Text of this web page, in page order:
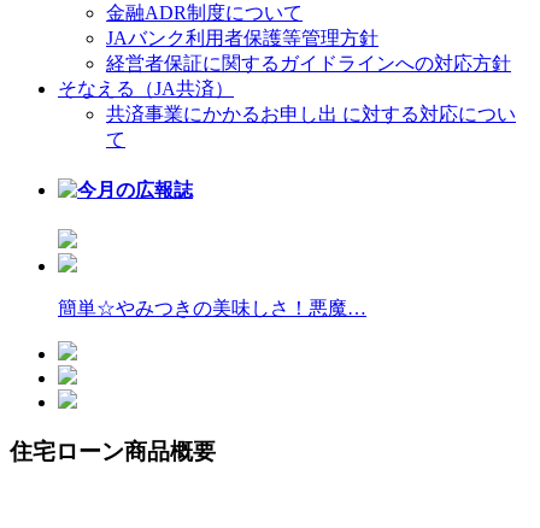
金融ADR制度について
JAバンク利用者保護等管理方針
経営者保証に関するガイドラインへの対応方針
そなえる（JA共済）
共済事業にかかるお申し出 に対する対応につい
て
簡単☆やみつきの美味しさ！悪魔…
住宅ローン商品概要